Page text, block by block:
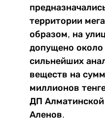
территории
образом, на
допущено около
сильнейших
веществ на
миллионов
ДП
Аленов.